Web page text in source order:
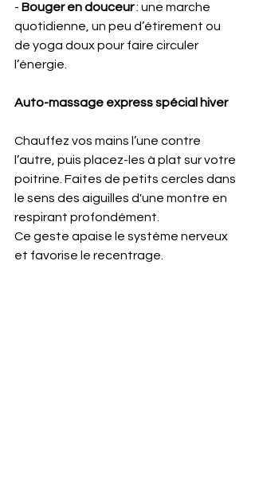
- Bouger en douceur : une marche
quotidienne, un peu d’étirement ou
de yoga doux pour faire circuler
l’énergie.
Auto-massage express spécial hiver
Chauffez vos mains l’une contre
l’autre, puis placez-les à plat sur votre
poitrine. Faites de petits cercles dans
le sens des aiguilles d'une montre en
respirant profondément.
Ce geste apaise le système nerveux
et favorise le recentrage.